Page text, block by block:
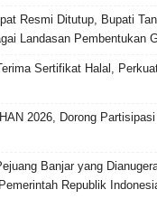
Resmi Ditutup, Bupati
Landasan Pembentukan
Sertifikat Halal,
2026, Dorong
Banjar yang
Republik